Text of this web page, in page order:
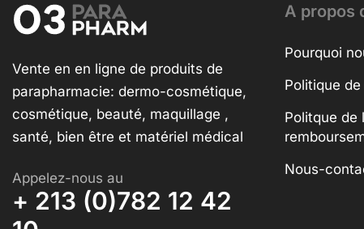
Vente en en ligne de produits de
parapharmacie: dermo-cosmétique,
cosmétique, beauté, maquillage ,
santé, bien être et matériel médical
Appelez-nous au
+ 213 (0)782 12 42
A propos
Pourquoi
Politique
Politque de
Nous-